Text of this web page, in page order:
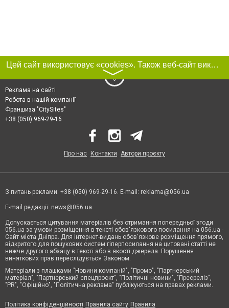
Цей сайт використовує «cookies». Також веб-сайт використовує інтернет-сервіс для збору технічних даних стосовно відвідувачів з метою отримання маркетингової та статистичної інформації. Умови обробки даних відвідувачів сайту див.
〉
Реклама на сайті
Робота в нашій компанії
Франшиза "CitySites"
+38 (050) 969-29-16
Про нас Контакти Автори проєкту
З питань реклами: +38 (050) 969-29-16. E-mail: reklama@056.ua
E-mail редакції: news@056.ua
Допускається цитування матеріалів без отримання попередньої згоди
056.ua за умови розміщення в тексті обов'язкового посилання на 056.ua -
Сайт міста Дніпра. Для інтернет-видань обов'язкове розміщення прямого,
відкритого для пошукових систем гіперпосилання на цитовані статті не
нижче другого абзацу в тексті або в якості джерела. Порушення
виняткових прав переслідується Законом.
Матеріали з плашками "Новини компаній", "Промо", "Партнерський
матеріал", "Партнерський спецпроєкт", "Політичні новини", "Пресреліз",
"PR", "Офіційно", "Політична реклама" публікуються на правах реклами.
Політика конфіденційності Правила сайту Правила